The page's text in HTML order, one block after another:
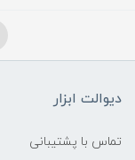
دیوالت ابزار
تماس با پشتیبانی